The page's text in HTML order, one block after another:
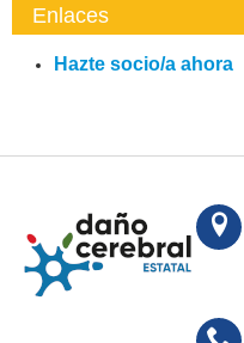
Enlaces
Hazte socio/a ahora